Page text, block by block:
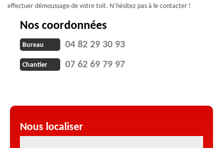
effectuer démoussage de votre toit. N’hésitez pas à le contacter !
Nos coordonnées
Bureau 04 82 29 30 93
Chantier 07 62 69 79 97
Nous localiser